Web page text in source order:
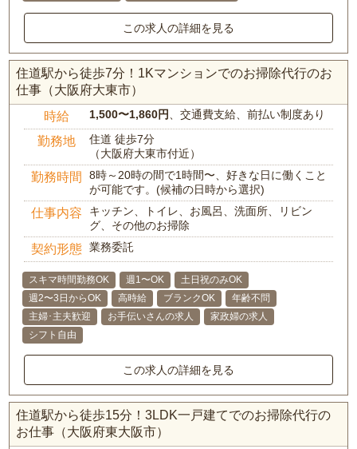
この求人の詳細を見る
住道駅から徒歩7分！1Kマンションでのお掃除代行のお
仕事（大阪府大東市）
時給 1,500〜1,860円、交通費支給、前払い制度あり
勤務地
住道 徒歩7分
（大阪府大東市付近）
勤務時間
8時～20時の間で1時間〜、好きな日に働くこと
が可能です。(候補の日時から選択)
仕事内容
キッチン、トイレ、お風呂、洗面所、リビン
グ、その他のお掃除
契約形態 業務委託
スキマ時間勤務OK 週1〜OK
土日祝のみOK
週2〜3日からOK
高時給 ブランクOK
年齢不問
主婦･主夫歓迎
お手伝いさんの求人
家政婦の求人
シフト自由
この求人の詳細を見る
住道駅から徒歩15分！3LDK一戸建てでのお掃除代行の
お仕事（大阪府東大阪市）